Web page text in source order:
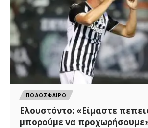
ΠΟΔΟΣΦΑΙΡΟ
Ελουστόντο: «Είμαστε
μπορούμε να